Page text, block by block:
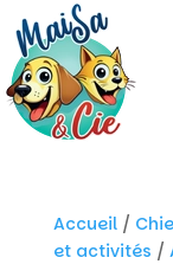
Accueil/
et activités /